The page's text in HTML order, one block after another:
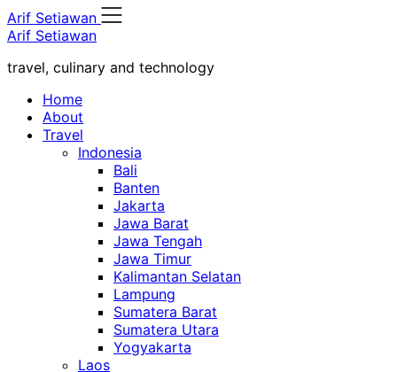
Skip
to
Arif Setiawan
Arif Setiawan
travel, culinary and technology
Home
About
Travel
Indonesia
Bali
Banten
Jakarta
Jawa Barat
Jawa Tengah
Jawa Timur
Kalimantan Selatan
Lampung
Sumatera Barat
Sumatera Utara
Yogyakarta
Laos